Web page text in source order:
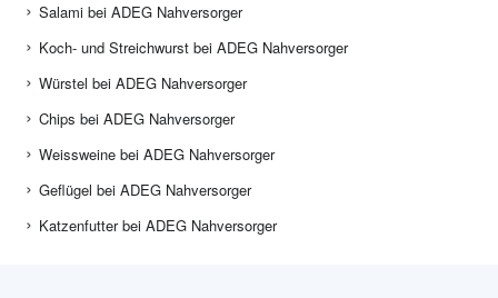
Salami bei ADEG Nahversorger
Koch- und Streichwurst bei ADEG Nahversorger
Würstel bei ADEG Nahversorger
Chips bei ADEG Nahversorger
Weissweine bei ADEG Nahversorger
Geflügel bei ADEG Nahversorger
Katzenfutter bei ADEG Nahversorger